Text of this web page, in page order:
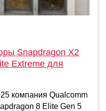
Snapdragon X2
Extreme для
компания Qualcomm
8 Elite Gen 5